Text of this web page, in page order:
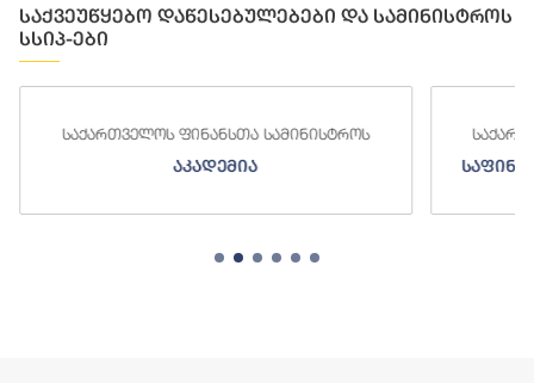
საქვეუწყებო დაწესებულებები და სამინისტროს
სსიპ-ები
საქართველოს ფინანსთა სამინისტროს
აკადემია